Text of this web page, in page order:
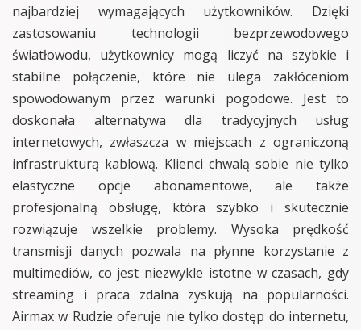
najbardziej wymagających użytkowników. Dzięki
zastosowaniu technologii bezprzewodowego
światłowodu, użytkownicy mogą liczyć na szybkie i
stabilne połączenie, które nie ulega zakłóceniom
spowodowanym przez warunki pogodowe. Jest to
doskonała alternatywa dla tradycyjnych usług
internetowych, zwłaszcza w miejscach z ograniczoną
infrastrukturą kablową. Klienci chwalą sobie nie tylko
elastyczne opcje abonamentowe, ale także
profesjonalną obsługę, która szybko i skutecznie
rozwiązuje wszelkie problemy. Wysoka prędkość
transmisji danych pozwala na płynne korzystanie z
multimediów, co jest niezwykle istotne w czasach, gdy
streaming i praca zdalna zyskują na popularności.
Airmax w Rudzie oferuje nie tylko dostęp do internetu,